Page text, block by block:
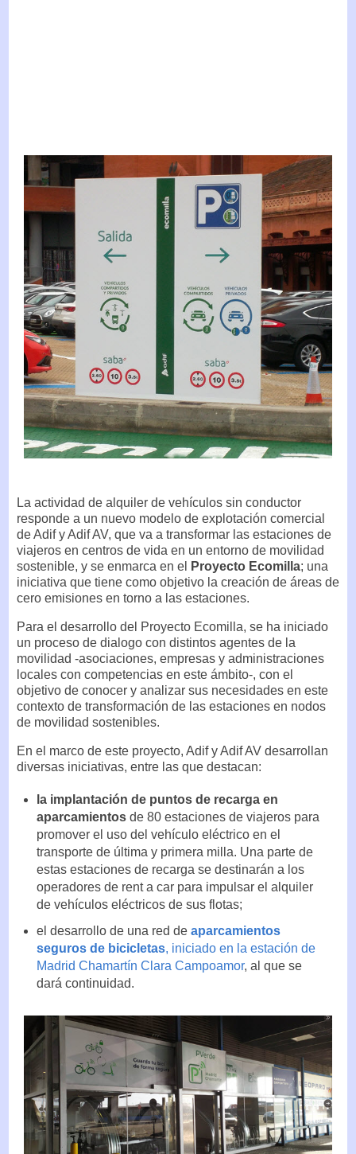
La actividad de alquiler de vehículos sin conductor
responde a un nuevo modelo de explotación comercial
de Adif y Adif AV, que va a transformar las estaciones de
viajeros en centros de vida en un entorno de movilidad
sostenible, y se enmarca en el
Proyecto Ecomilla; una
iniciativa que tiene como objetivo la creación de áreas de
cero emisiones en torno a las estaciones.
Para el desarrollo del Proyecto Ecomilla, se ha iniciado
un proceso de dialogo con distintos agentes de la
movilidad -asociaciones, empresas y administraciones
locales con competencias en este ámbito-, con el
objetivo de conocer y analizar sus necesidades en este
contexto de transformación de las estaciones en nodos
de movilidad sostenibles.
En el marco de este proyecto, Adif y Adif AV desarrollan
diversas iniciativas, entre las que destacan:
la implantación de puntos de recarga en
aparcamientosde 80 estaciones de viajeros para
promover el uso del vehículo eléctrico en el
transporte de última y primera milla. Una parte de
estas estaciones de recarga se destinarán a los
operadores de rent a car para impulsar el alquiler
de vehículos eléctricos de sus flotas;
el desarrollo de una red de aparcamientos
seguros de bicicletas, iniciado en la estación de
Madrid Chamartín Clara Campoamor, al que se
dará continuidad.